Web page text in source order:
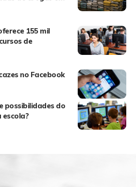
155 mil
de
no Facebook
possibilidades do
escola?